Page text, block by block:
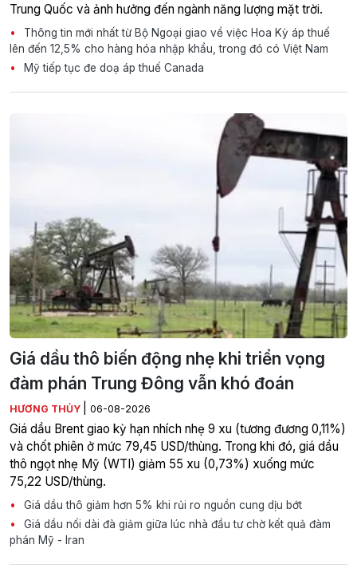
Trung Quốc và ảnh hưởng đến ngành năng lượng mặt trời.
Thông tin mới nhất từ Bộ Ngoại giao về việc Hoa Kỳ áp thuế
lên đến 12,5% cho hàng hóa nhập khẩu, trong đó có Việt Nam
Mỹ tiếp tục đe doạ áp thuế Canada
Giá dầu thô biến động nhẹ khi triển vọng
đàm phán Trung Đông vẫn khó đoán
HƯƠNG THỦY 06-08-2026
Giá dầu Brent giao kỳ hạn nhích nhẹ 9 xu (tương đương 0,11%)
và chốt phiên ở mức 79,45 USD/thùng. Trong khi đó, giá dầu
thô ngọt nhẹ Mỹ (WTI) giảm 55 xu (0,73%) xuống mức
75,22 USD/thùng.
Giá dầu thô giảm hơn 5% khi rủi ro nguồn cung dịu bớt
Giá dầu nối dài đà giảm giữa lúc nhà đầu tư chờ kết quả đàm
phán Mỹ - Iran